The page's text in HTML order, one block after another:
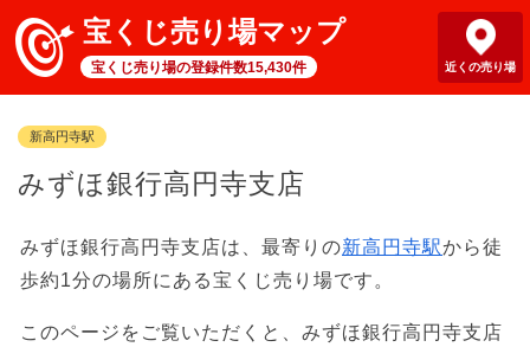
宝くじ売り場マップ
宝くじ売り場の登録件数15,430件 近くの売り場
新高円寺駅
みずほ銀行高円寺支店
みずほ銀行高円寺支店は、最寄りの新高円寺駅から徒
歩約1分の場所にある宝くじ売り場です。
このページをご覧いただくと、みずほ銀行高円寺支店